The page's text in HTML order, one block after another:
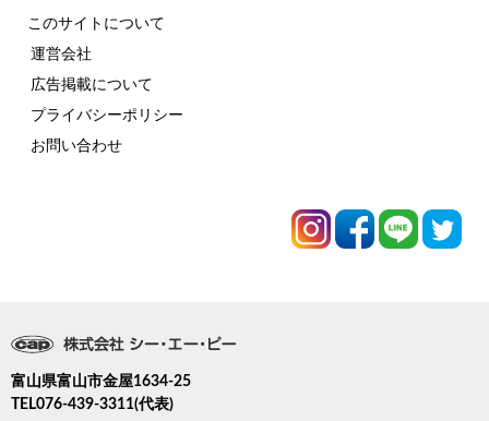
このサイトについて
運営会社
広告掲載について
プライバシーポリシー
お問い合わせ
富山県富山市金屋1634-25
TEL076-439-3311(代表)